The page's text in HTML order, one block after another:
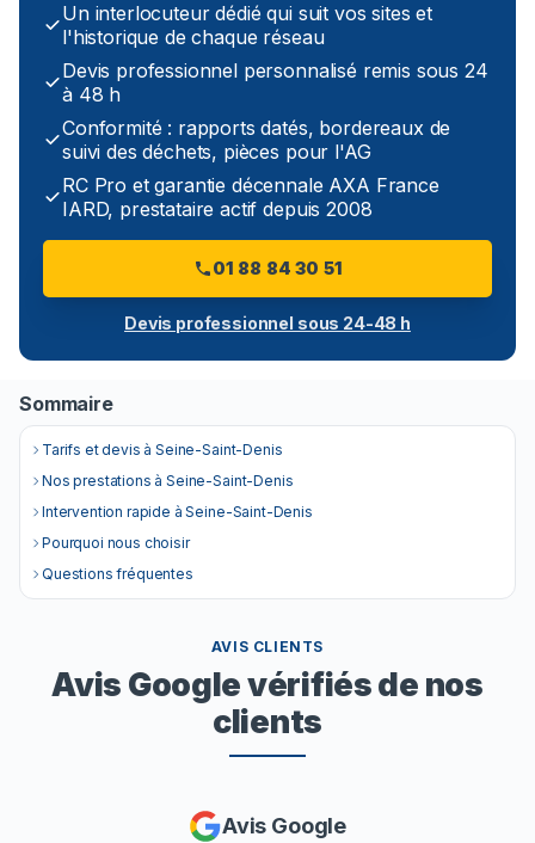
Un interlocuteur dédié qui suit vos sites et
l'historique de chaque réseau
Devis professionnel personnalisé remis sous 24
à 48 h
Conformité : rapports datés, bordereaux de
suivi des déchets, pièces pour l'AG
RC Pro et garantie décennale AXA France
IARD, prestataire actif depuis 2008
01 88 84 30 51
Devis professionnel sous 24-48 h
Sommaire
Tarifs et devis à Seine-Saint-Denis
Nos prestations à Seine-Saint-Denis
Intervention rapide à Seine-Saint-Denis
Pourquoi nous choisir
Questions fréquentes
AVIS CLIENTS
Avis Google vérifiés de nos
clients
Avis Google